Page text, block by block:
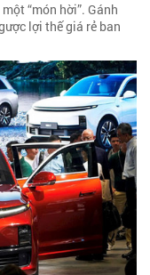
“món hời”. Gánh
lợi thế giá rẻ ban